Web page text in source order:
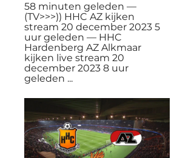
58 minuten geleden —
(TV>>>)) HHC AZ kijken
stream 20 december 2023 5
uur geleden — HHC
Hardenberg AZ Alkmaar
kijken live stream 20
december 2023 8 uur
geleden ...